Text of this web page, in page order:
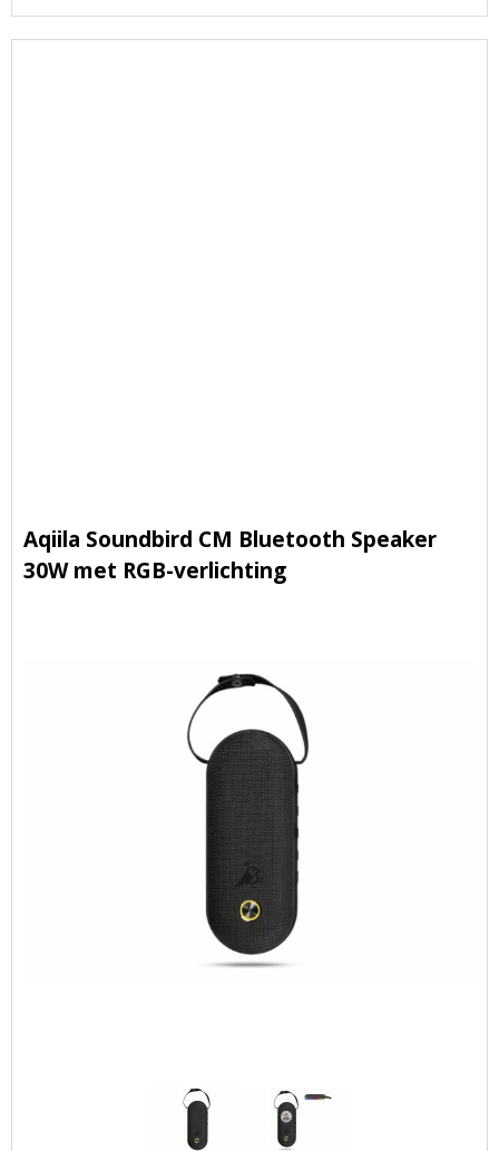
Aqiila Soundbird CM Bluetooth Speaker
30W met RGB-verlichting